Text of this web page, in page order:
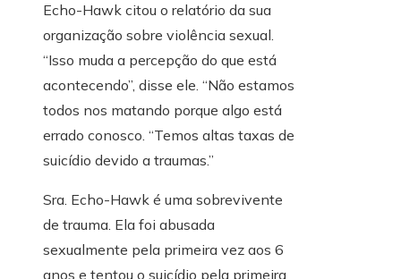
Echo-Hawk citou o relatório da sua
organização sobre violência sexual.
“Isso muda a percepção do que está
acontecendo”, disse ele. “Não estamos
todos nos matando porque algo está
errado conosco. “Temos altas taxas de
suicídio devido a traumas.”
Sra. Echo-Hawk é uma sobrevivente
de trauma. Ela foi abusada
sexualmente pela primeira vez aos 6
anos e tentou o suicídio pela primeira